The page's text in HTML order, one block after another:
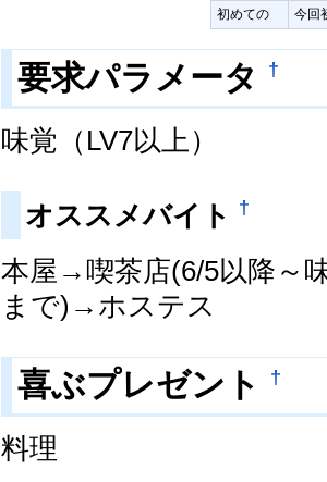
初めての
今回
要求パラメータ †
味覚（LV7以上）
オススメバイト †
本屋→喫茶店(6/5以降～
まで)→ホステス
喜ぶプレゼント †
料理